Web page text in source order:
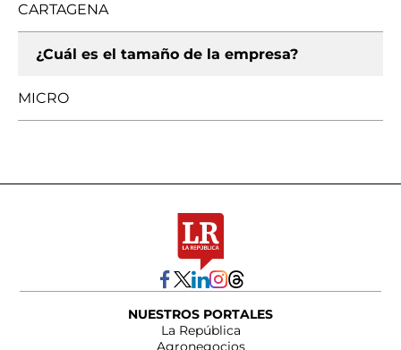
CARTAGENA
¿Cuál es el tamaño de la empresa?
MICRO
NUESTROS PORTALES
La República
Agronegocios